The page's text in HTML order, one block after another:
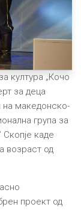
култура „Кочо
за деца
на македонско-
група за
Скопје каде
возраст од
проект од